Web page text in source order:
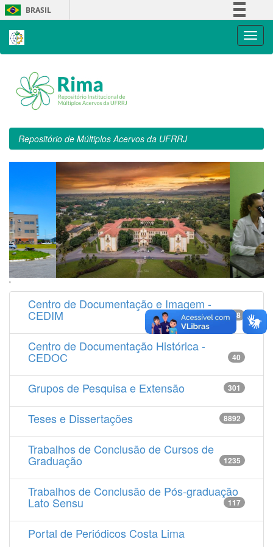
Skip
navigation
BRASIL
Repositório de Múltiplos Acervos da UFRRJ
'
Centro de Documentação e Imagem -
CEDIM 14538
Centro de Documentação Histórica -
CEDOC 40
Grupos de Pesquisa e Extensão 301
Teses e Dissertações 8892
Trabalhos de Conclusão de Cursos de
Graduação 1235
Trabalhos de Conclusão de Pós-graduação
Lato Sensu 117
Portal de Periódicos Costa Lima